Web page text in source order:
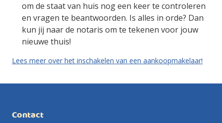
om de staat van huis nog een keer te controleren
en vragen te beantwoorden. Is alles in orde? Dan
kun jij naar de notaris om te tekenen voor jouw
nieuwe thuis!
Lees meer over het inschakelen van een aankoopmakelaar!
Contact